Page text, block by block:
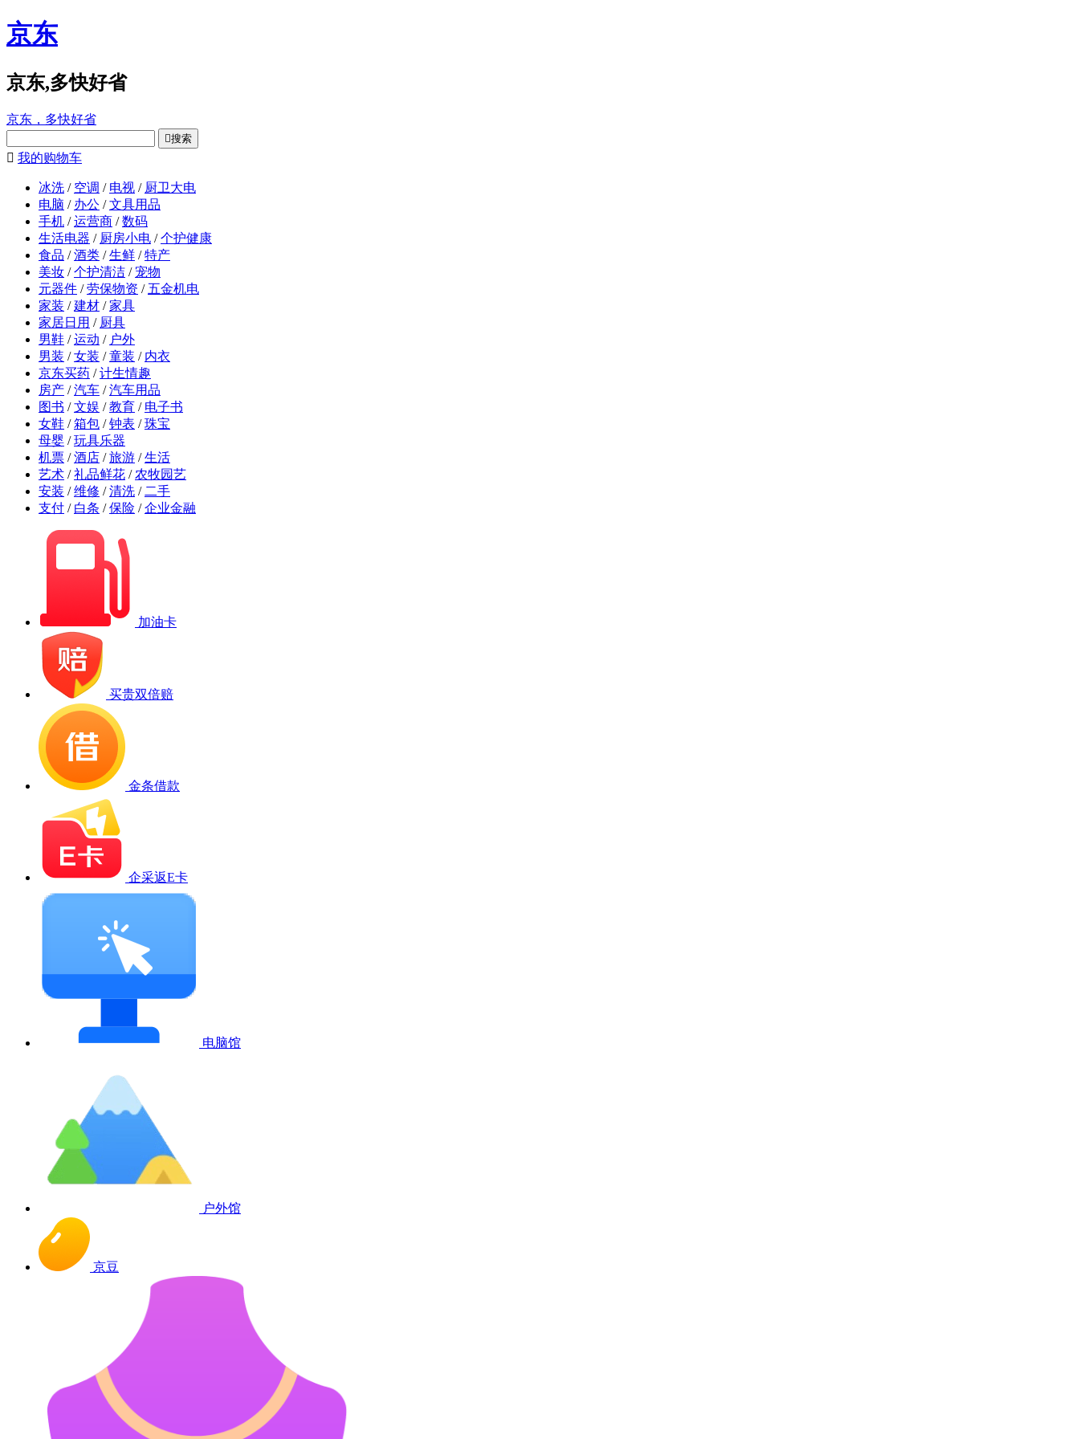
京东
京东,多快好省
京东，多快好省
搜索
 我的购物车
冰洗 / 空调 / 电视 / 厨卫大电
电脑 / 办公 / 文具用品
手机 / 运营商 / 数码
生活电器 / 厨房小电 / 个护健康
食品 / 酒类 / 生鲜 / 特产
美妆 / 个护清洁 / 宠物
元器件 / 劳保物资 / 五金机电
家装 / 建材 / 家具
家居日用 / 厨具
男鞋 / 运动 / 户外
男装 / 女装 / 童装 / 内衣
京东买药 / 计生情趣
房产 / 汽车 / 汽车用品
图书 / 文娱 / 教育 / 电子书
女鞋 / 箱包 / 钟表 / 珠宝
母婴 / 玩具乐器
机票 / 酒店 / 旅游 / 生活
艺术 / 礼品鲜花 / 农牧园艺
安装 / 维修 / 清洗 / 二手
支付 / 白条 / 保险 / 企业金融
加油卡
买贵双倍赔
金条借款
企采返E卡
电脑馆
户外馆
京豆